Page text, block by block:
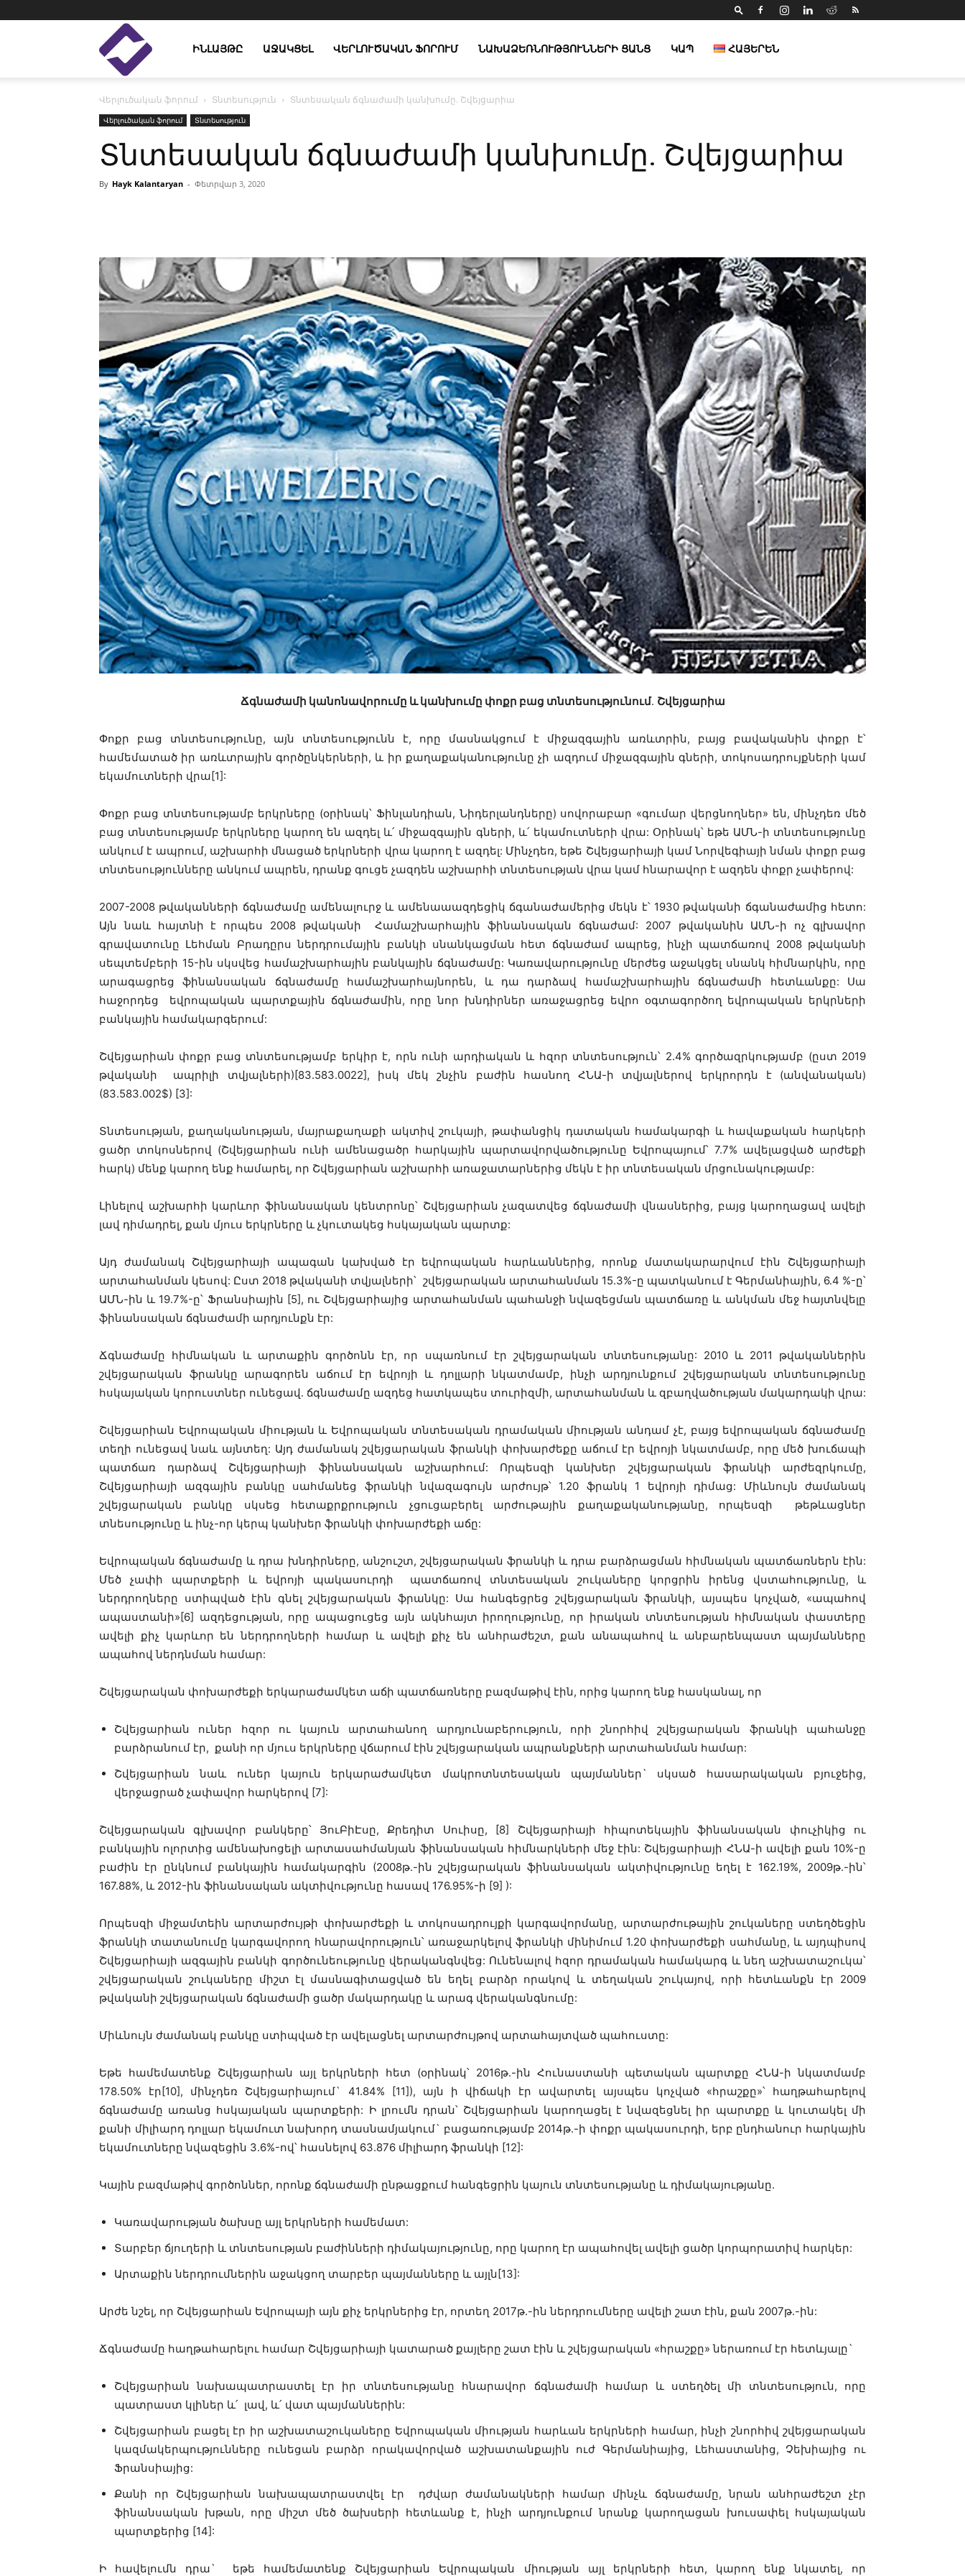
Enlight
Studies
ԻՆԼԱՅԹԸ ԱՋԱԿՑԵԼ ՎԵՐԼՈՒԾԱԿԱՆ ՖՈՐՈՒՄ ՆԱԽԱՁԵՌՆՈՒԹՅՈՒՆՆԵՐԻ ՑԱՆՑ ԿԱՊ ՀԱՅԵՐԵՆ
Վերլուծական ֆորում Տնտեսություն Տնտեսական ճգնաժամի կանխումը. Շվեյցարիա
Վերլուծական ֆորում Տնտեսություն
Տնտեսական ճգնաժամի կանխումը. Շվեյցարիա
By Hayk Kalantaryan - Փետրվար 3, 2020
Ճգնաժամի կանոնավորումը և կանխումը փոքր բաց տնտեսությունում. Շվեյցարիա
Փոքր բաց տնտեսությունը, այն տնտեսությունն է, որը մասնակցում է միջազգային առևտրին, բայց բավականին փոքր է՝
համեմատած իր առևտրային գործընկերների, և իր քաղաքականությունը չի ազդում միջազգային գների, տոկոսադրույքների կամ
եկամուտների վրա[1]:
Փոքր բաց տնտեսությամբ երկրները (օրինակ՝ Ֆինլանդիան, Նիդերլանդները) սովորաբար «գումար վերցնողներ» են, մինչդեռ մեծ
բաց տնտեսությամբ երկրները կարող են ազդել և՛ միջազգային գների, և՛ եկամուտների վրա: Օրինակ՝ եթե ԱՄՆ-ի տնտեսությունը
անկում է ապրում, աշխարհի մնացած երկրների վրա կարող է ազդել: Մինչդեռ, եթե Շվեյցարիայի կամ Նորվեգիայի նման փոքր բաց
տնտեսությունները անկում ապրեն, դրանք գուցե չազդեն աշխարհի տնտեսության վրա կամ հնարավոր է ազդեն փոքր չափերով:
2007-2008 թվականների ճգնաժամը ամենալուրջ և ամենաաազդեցիկ ճգանաժամերից մեկն է՝ 1930 թվականի ճգանաժամից հետո:
Այն նաև հայտնի է որպես 2008 թվականի Համաշխարհային ֆինանսական ճգնաժամ: 2007 թվականին ԱՄՆ-ի ոչ գլխավոր
գրավատունը Լեհման Բրադըրս ներդրումային բանկի սնանկացման հետ ճգնաժամ ապրեց, ինչի պատճառով 2008 թվականի
սեպտեմբերի 15-ին սկսվեց համաշխարհային բանկային ճգնաժամը: Կառավարությունը մերժեց աջակցել սնանկ հիմնարկին, որը
արագացրեց ֆինանսական ճգնաժամը համաշխարհայնորեն, և դա դարձավ համաշխարհային ճգնաժամի հետևանքը: Սա
հաջորդեց եվրոպական պարտքային ճգնաժամին, որը նոր խնդիրներ առաջացրեց եվրո օգտագործող եվրոպական երկրների
բանկային համակարգերում:
Շվեյցարիան փոքր բաց տնտեսությամբ երկիր է, որն ունի արդիական և հզոր տնտեսություն՝ 2.4% գործազրկությամբ (ըստ 2019
թվականի ապրիլի տվյալների)[83.583.0022], իսկ մեկ շնչին բաժին հասնող ՀՆԱ-ի տվյալներով երկրորդն է (անվանական)
(83.583.002$) [3]:
Տնտեսության, քաղականության, մայրաքաղաքի ակտիվ շուկայի, թափանցիկ դատական համակարգի և հավաքական հարկերի
ցածր տոկոսներով (Շվեյցարիան ունի ամենացածր հարկային պարտավորվածությունը Եվրոպայում՝ 7.7% ավելացված արժեքի
հարկ) մենք կարող ենք համարել, որ Շվեյցարիան աշխարհի առաջատարներից մեկն է իր տնտեսական մրցունակությամբ:
Լինելով աշխարհի կարևոր ֆինանսական կենտրոնը՝ Շվեյցարիան չազատվեց ճգնաժամի վնասներից, բայց կարողացավ ավելի
լավ դիմադրել, քան մյուս երկրները և չկուտակեց հսկայական պարտք:
Այդ ժամանակ Շվեյցարիայի ապագան կախված էր եվրոպական հարևաններից, որոնք մատակարարվում էին Շվեյցարիայի
արտահանման կեսով: Ըստ 2018 թվականի տվյալների՝ շվեյցարական արտահանման 15.3%-ը պատկանում է Գերմանիային, 6.4 %-ը՝
ԱՄՆ-ին և 19.7%-ը՝ Ֆրանսիային [5], ու Շվեյցարիայից արտահանման պահանջի նվազեցման պատճառը և անկման մեջ հայտնվելը
ֆինանսական ճգնաժամի արդյունքն էր:
Ճգնաժամը հիմնական և արտաքին գործոնն էր, որ սպառնում էր շվեյցարական տնտեսությանը: 2010 և 2011 թվականներին
շվեյցարական ֆրանկը արագորեն աճում էր եվրոյի և դոլլարի նկատմամբ, ինչի արդյունքում շվեյցարական տնտեսությունը
հսկայական կորուստներ ունեցավ. ճգնաժամը ազդեց հատկապես տուրիզմի, արտահանման և զբաղվածության մակարդակի վրա:
Շվեյցարիան Եվրոպական միության և Եվրոպական տնտեսական դրամական միության անդամ չէ, բայց եվրոպական ճգնաժամը
տեղի ունեցավ նաև այնտեղ: Այդ ժամանակ շվեյցարական ֆրանկի փոխարժեքը աճում էր եվրոյի նկատմամբ, որը մեծ խուճապի
պատճառ դարձավ Շվեյցարիայի ֆինանսական աշխարհում: Որպեսզի կանխեր շվեյցարական ֆրանկի արժեզրկումը,
Շվեյցարիայի ազգային բանկը սահմանեց ֆրանկի նվազագույն արժույթ՝ 1.20 ֆրանկ 1 եվրոյի դիմաց: Միևնույն ժամանակ
շվեյցարական բանկը սկսեց հետաքրքրություն չցուցաբերել արժութային քաղաքականությանը, որպեսզի թեթևացներ
տնեսությունը և ինչ-որ կերպ կանխեր ֆրանկի փոխարժեքի աճը:
Եվրոպական ճգնաժամը և դրա խնդիրները, անշուշտ, շվեյցարական ֆրանկի և դրա բարձրացման հիմնական պատճառներն էին:
Մեծ չափի պարտքերի և եվրոյի պակասուրդի պատճառով տնտեսական շուկաները կորցրին իրենց վստահությունը, և
ներդրողները ստիպված էին գնել շվեյցարական ֆրանկը: Սա հանգեցրեց շվեյցարական ֆրանկի, այսպես կոչված, «ապահով
ապաստանի»[6] ազդեցության, որը ապացուցեց այն ակնհայտ իրողությունը, որ իրական տնտեսության հիմնական փաստերը
ավելի քիչ կարևոր են ներդրողների համար և ավելի քիչ են անհրաժեշտ, քան անապահով և անբարենպաստ պայմանները
ապահով ներդնման համար:
Շվեյցարական փոխարժեքի երկարաժամկետ աճի պատճառները բազմաթիվ էին, որից կարող ենք հասկանալ, որ
Շվեյցարիան ուներ հզոր ու կայուն արտահանող արդյունաբերություն, որի շնորհիվ շվեյցարական ֆրանկի պահանջը
բարձրանում էր, քանի որ մյուս երկրները վճարում էին շվեյցարական ապրանքների արտահանման համար:
Շվեյցարիան նաև ուներ կայուն երկարաժամկետ մակրոտնտեսական պայմաններ` սկսած հասարակական բյուջեից,
վերջացրած չափավոր հարկերով [7]:
Շվեյցարական գլխավոր բանկերը՝ ՅուԲիԷսը, Քրեդիտ Սուիսը, [8] Շվեյցարիայի հիպոտեկային ֆինանսական փուչիկից ու
բանկային ոլորտից ամենախոցելի արտասահմանյան ֆինանսական հիմնարկների մեջ էին: Շվեյցարիայի ՀՆԱ-ի ավելի քան 10%-ը
բաժին էր ընկնում բանկային համակարգին (2008թ.-ին շվեյցարական ֆինանսական ակտիվությունը եղել է 162.19%, 2009թ.-ին՝
167.88%, և 2012-ին ֆինանսական ակտիվությունը հասավ 176.95%-ի [9] ):
Որպեսզի միջամտեին արտարժույթի փոխարժեքի և տոկոսադրույքի կարգավորմանը, արտարժութային շուկաները ստեղծեցին
ֆրանկի տատանումը կարգավորող հնարավորություն՝ առաջարկելով ֆրանկի մինիմում 1.20 փոխարժեքի սահմանը, և այդպիսով
Շվեյցարիայի ազգային բանկի գործունեությունը վերականգնվեց: Ունենալով հզոր դրամական համակարգ և նեղ աշխատաշուկա՝
շվեյցարական շուկաները միշտ էլ մասնագիտացված են եղել բարձր որակով և տեղական շուկայով, որի հետևանքն էր 2009
թվականի շվեյցարական ճգնաժամի ցածր մակարդակը և արագ վերականգնումը:
Միևնույն ժամանակ բանկը ստիպված էր ավելացնել արտարժույթով արտահայտված պահուստը:
Եթե համեմատենք Շվեյցարիան այլ երկրների հետ (օրինակ՝ 2016թ.-ին Հունաստանի պետական պարտքը ՀՆԱ-ի նկատմամբ
178.50% էր[10], մինչդեռ Շվեյցարիայում` 41.84% [11]), այն ի վիճակի էր ավարտել այսպես կոչված «հրաշքը»՝ հաղթահարելով
ճգնաժամը առանց հսկայական պարտքերի: Ի լրումն դրան՝ Շվեյցարիան կարողացել է նվազեցնել իր պարտքը և կուտակել մի
քանի միլիարդ դոլլար եկամուտ նախորդ տասնամյակում` բացառությամբ 2014թ.-ի փոքր պակասուրդի, երբ ընդհանուր հարկային
եկամուտները նվազեցին 3.6%-ով՝ հասնելով 63.876 միլիարդ ֆրանկի [12]:
Կային բազմաթիվ գործոններ, որոնք ճգնաժամի ընթացքում հանգեցրին կայուն տնտեսությանը և դիմակայությանը.
Կառավարության ծախսը այլ երկրների համեմատ:
Տարբեր ճյուղերի և տնտեսության բաժինների դիմակայությունը, որը կարող էր ապահովել ավելի ցածր կորպորատիվ հարկեր:
Արտաքին ներդրումներին աջակցող տարբեր պայմանները և այլն[13]:
Արժե նշել, որ Շվեյցարիան Եվրոպայի այն քիչ երկրներից էր, որտեղ 2017թ.-ին ներդրումները ավելի շատ էին, քան 2007թ.-ին:
Ճգնաժամը հաղթահարելու համար Շվեյցարիայի կատարած քայլերը շատ էին և շվեյցարական «հրաշքը» ներառում էր հետևյալը`
Շվեյցարիան նախապատրաստել էր իր տնտեսությանը հնարավոր ճգնաժամի համար և ստեղծել մի տնտեսություն, որը
պատրաստ կլիներ և՛ լավ, և՛ վատ պայմաններին:
Շվեյցարիան բացել էր իր աշխատաշուկաները Եվրոպական միության հարևան երկրների համար, ինչի շնորհիվ շվեյցարական
կազմակերպությունները ունեցան բարձր որակավորված աշխատանքային ուժ Գերմանիայից, Լեհաստանից, Չեխիայից ու
Ֆրանսիայից:
Քանի որ Շվեյցարիան նախապատրաստվել էր դժվար ժամանակների համար մինչև ճգնաժամը, նրան անհրաժեշտ չէր
ֆինանսական խթան, որը միշտ մեծ ծախսերի հետևանք է, ինչի արդյունքում նրանք կարողացան խուսափել հսկայական
պարտքերից [14]:
Ի հավելումն դրա` եթե համեմատենք Շվեյցարիան Եվրոպական միության այլ երկրների հետ, կարող ենք նկատել, որ